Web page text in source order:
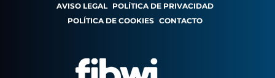
AVISO LEGAL POLÍTICA DE PRIVACIDAD
POLÍTICA DE COOKIES CONTACTO